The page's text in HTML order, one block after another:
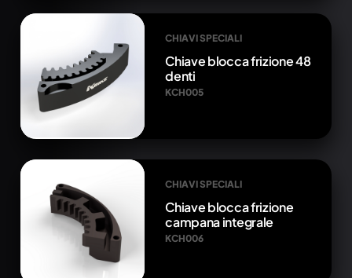
CHIAVI SPECIALI
Chiave blocca frizione 48
denti
KCH005
CHIAVI SPECIALI
Chiave blocca frizione
campana integrale
KCH006